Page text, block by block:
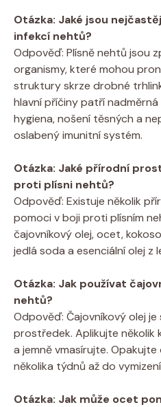
Otázka: Jaké jsou
infekcí nehtů?
Odpověď: Plísně nehtů jsou
organismy, které mohou
struktury skrze drobné
hlavní příčiny patří
hygiena, nošení těsných a
oslabený imunitní systém.
Otázka: Jaké přírodní
proti plísni nehtů?
Odpověď: Existuje několik
pomoci v boji proti plísním
čajovníkový olej, ocet,
jedlá soda a esenciální olej z
Otázka: Jak používat
nehtů?
Odpověď: Čajovníkový olej
prostředek. Aplikujte několik
a jemně vmasírujte.
několika týdnů až do
Otázka: Jak může ocet